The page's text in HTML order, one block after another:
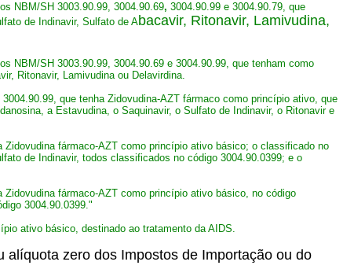
NBM/SH 3003.90.99, 3004.90.69, 3004.90.99 e 3004.90.79, que
de Indinavir, Sulfato de Abacavir, Ritonavir, Lamivudina,
NBM/SH 3003.90.99, 3004.90.69 e 3004.90.99, que tenham como
Ritonavir, Lamivudina ou Delavirdina.
que tenha Zidovudina-AZT fármaco como princípio ativo, que
a Estavudina, o Saquinavir, o Sulfato de Indinavir, o Ritonavir e
fármaco-AZT como princípio ativo básico; o classificado no
de Indinavir, todos classificados no código 3004.90.0399; e o
fármaco-AZT como princípio ativo básico, no código
3004.90.0399."
ativo básico, destinado ao tratamento da AIDS.
alíquota zero dos Impostos de Importação ou do